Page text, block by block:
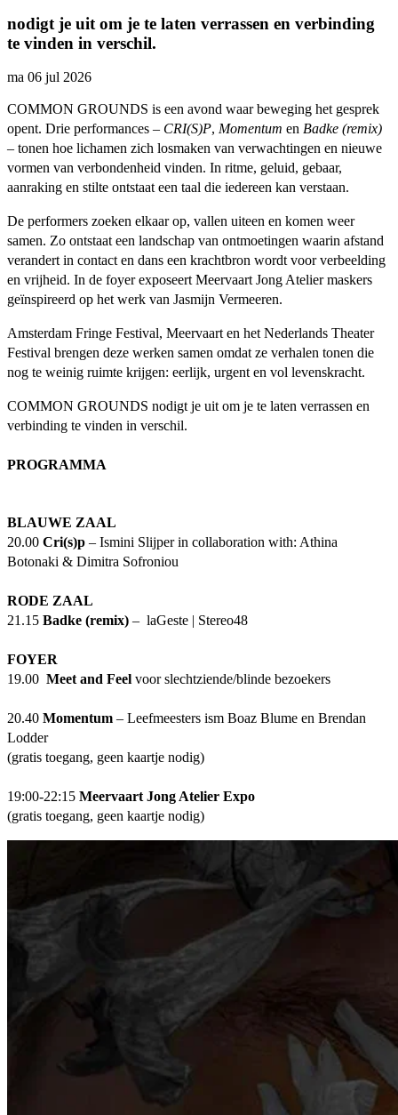
nodigt je uit om je te laten verrassen en verbinding
te vinden in verschil.
ma 06 jul 2026
COMMON GROUNDS is een avond waar beweging het gesprek
opent. Drie performances – CRI(S)P, Momentum en Badke (remix)
– tonen hoe lichamen zich losmaken van verwachtingen en nieuwe
vormen van verbondenheid vinden. In ritme, geluid, gebaar,
aanraking en stilte ontstaat een taal die iedereen kan verstaan.
De performers zoeken elkaar op, vallen uiteen en komen weer
samen. Zo ontstaat een landschap van ontmoetingen waarin afstand
verandert in contact en dans een krachtbron wordt voor verbeelding
en vrijheid. In de foyer exposeert Meervaart Jong Atelier maskers
geïnspireerd op het werk van Jasmijn Vermeeren.
Amsterdam Fringe Festival, Meervaart en het Nederlands Theater
Festival brengen deze werken samen omdat ze verhalen tonen die
nog te weinig ruimte krijgen: eerlijk, urgent en vol levenskracht.
COMMON GROUNDS nodigt je uit om je te laten verrassen en
verbinding te vinden in verschil.
PROGRAMMA
BLAUWE ZAAL
20.00 Cri(s)p – Ismini Slijper in collaboration with: Athina
Botonaki & Dimitra Sofroniou
RODE ZAAL
21.15 Badke (remix) – laGeste | Stereo48
FOYER
19.00 Meet and Feel voor slechtziende/blinde bezoekers
20.40 Momentum – Leefmeesters ism Boaz Blume en Brendan
Lodder
(gratis toegang, geen kaartje nodig)
19:00-22:15 Meervaart Jong Atelier Expo
(gratis toegang, geen kaartje nodig)